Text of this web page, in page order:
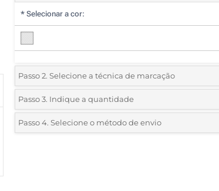
* Selecionar a cor:
Passo 2. Selecione a técnica de marcação
*Selecione o tipo de marcação e as cores do logotipo:
1 Cor (Num lado)
Passo 3. Indique a quantidade
*Quantidade mínima:10
Passo 4. Selecione o método de envio